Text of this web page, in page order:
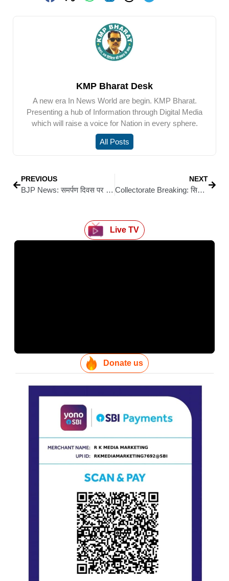
KMP Bharat Desk
A new era In News World are begin. KMP Bharat.
Presenting a hub of Information through Digital Media
which will raise a voice for Nation in every sphere.
All Posts
PREVIOUS
BJP News: समर्पण दिवस पर याद किए गए पंडित दीनदयाल उपाध्याय
NEXT
Collectorate Breaking: सिवान नगर परिषद के कार्यपालक सहायक बर्खास्त, फर्जी कार्यादेश और वित्तीय अनियमितता के आरोपों के बाद DM का बड़ा एक्शन
Live TV
Donate us